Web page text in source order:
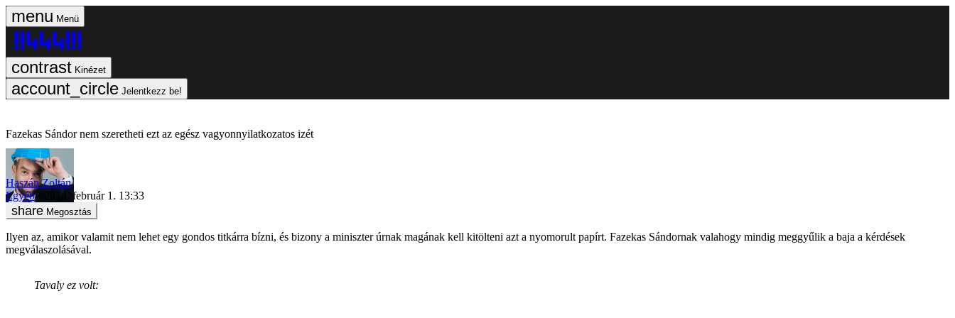
Menü
Kinézet
Jelentkezz be!
Fazekas Sándor nem szeretheti ezt az egész vagyonnyilatkozatos izét
Haszán Zoltán
Egyéb
2014. február 1. 13:33
Megosztás
Ilyen az, amikor valamit nem lehet egy gondos titkárra bízni, és bizony a miniszter úrnak magának kell kitölteni azt a nyomorult papírt. Fazekas Sándornak valahogy mindig meggyűlik a baja a kérdések
megválaszolásával.
Tavaly ez volt: